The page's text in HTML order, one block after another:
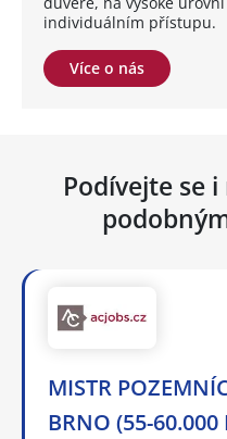
individuálním přístupu.
Více o nás
Podívejte se
MISTR
BRNO (55-